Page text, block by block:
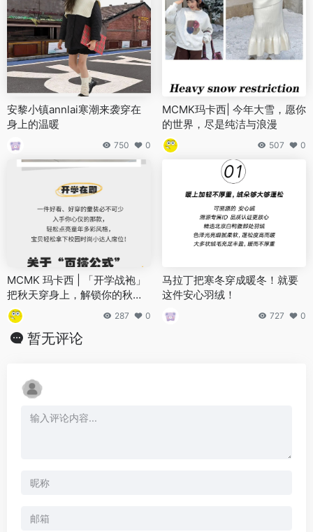
安黎小镇annlai寒潮来袭穿在
身上的温暖
750 0
MCMK玛卡西| 今年大雪，愿你
的世界，尽是纯洁与浪漫
507 0
MCMK 玛卡西 | 「开学战袍」
把秋天穿身上，解锁你的秋日
衣橱
287 0
马拉丁把寒冬穿成暖冬！就要
这件安心羽绒！
727 0
暂无评论